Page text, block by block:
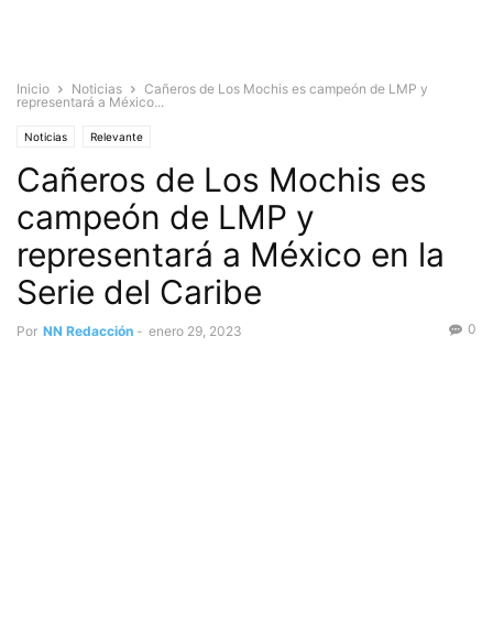
Inicio Noticias
Cañeros de Los Mochis es campeón de LMP y
representará a México...
Noticias Relevante
Cañeros de Los Mochis es
campeón de LMP y
representará a México en la
Serie del Caribe
Por NN Redacción - enero 29, 2023 0